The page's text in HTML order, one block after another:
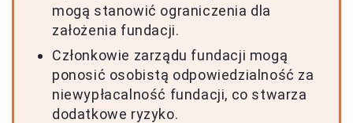
mogą stanowić ograniczenia dla
założenia fundacji.
Członkowie zarządu fundacji mogą
ponosić osobistą odpowiedzialność za
niewypłacalność fundacji, co stwarza
dodatkowe ryzyko.